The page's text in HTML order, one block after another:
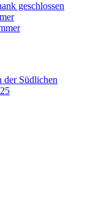
geschlossen
der Südlichen